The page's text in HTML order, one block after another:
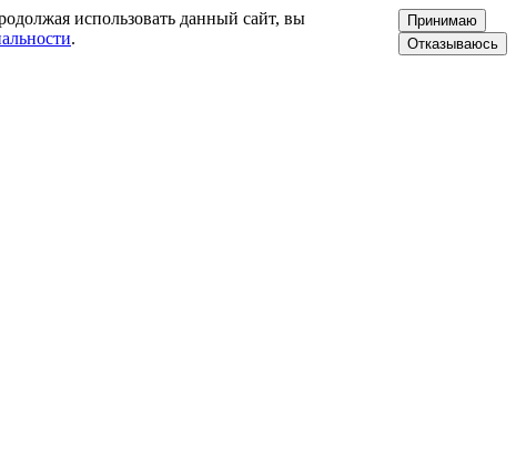
использовать данный сайт, вы
.
Принимаю
Отказываюсь